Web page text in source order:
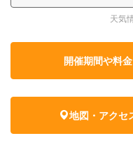
天気
開催期間や料
地図・アクセ